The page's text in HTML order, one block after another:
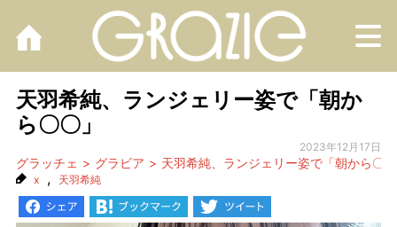
天羽希純、ランジェリー姿で「朝か
ら〇〇」
2023年12月17日
グラッチェ グラビア 天羽希純、ランジェリー姿で「朝から〇
x , 天羽希純